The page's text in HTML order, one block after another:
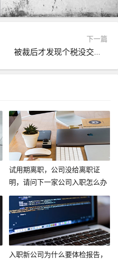
下一篇
被裁后才发现个税没交？99%的人都不知道还能这样补救！
试用期离职，公司没给离职证
明，请问下一家公司入职怎么办
呢？
入职新公司为什么要体检报告，